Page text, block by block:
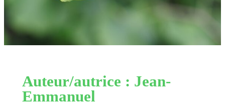
Auteur/autrice : Jean-
Emmanuel